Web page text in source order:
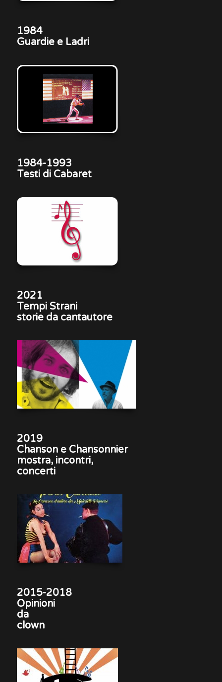
1984
Guardie e Ladri
1984-1993
Testi di Cabaret
2021
Tempi Strani
storie da cantautore
2019
Chanson e Chansonnier
mostra, incontri,
concerti
2015-2018
Opinioni
da
clown